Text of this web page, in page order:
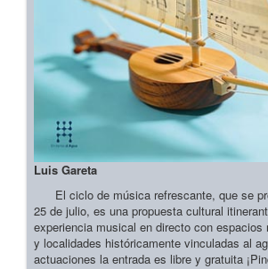
Luis Gareta
El ciclo de música refrescante, que se
25 de julio, es una propuesta cultural
experiencia musical en directo con espacios
y localidades históricamente vinculadas al
actuaciones la entrada es libre y gratuita